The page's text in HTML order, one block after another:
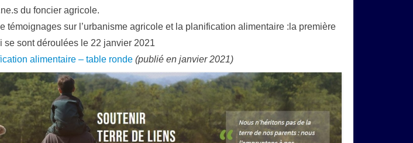
du foncier agricole.
témoignages sur l’urbanisme agricole et la planification alimentaire :la première
sont déroulées le 22 janvier 2021
alimentaire – table ronde (publié en janvier 2021)